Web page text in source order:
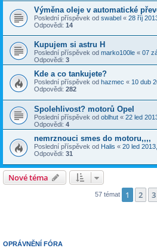
Výměna oleje v automatické
Poslední příspěvek od swabel « 28 říj
Odpovědi: 14
Kupujem si astru H
Poslední příspěvek od marko100le « 07
Odpovědi: 3
Kde a co tankujete?
Poslední příspěvek od hazmec « 10 dub
Odpovědi: 282
Spolehlivost? motorů Opel
Poslední příspěvek od oblhut « 22 led
Odpovědi: 4
nemrznouci smes do motoru,,,,
Poslední příspěvek od Halis « 20 led
Odpovědi: 31
Nové téma
57 témat 1 2 3
OPRÁVNĚNÍ FÓRA